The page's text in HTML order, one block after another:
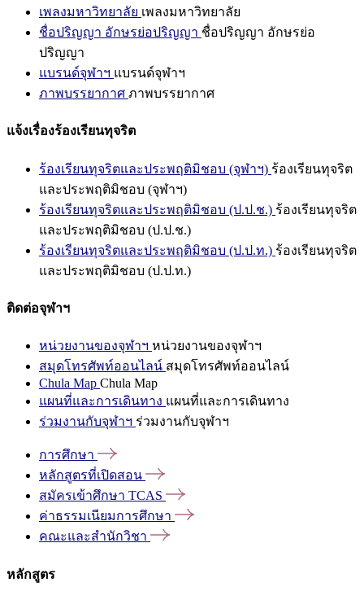
เพลงมหาวิทยาลัย เพลงมหาวิทยาลัย
ชื่อปริญญา อักษรย่อปริญญา ชื่อปริญญา อักษรย่อ
ปริญญา
แบรนด์จุฬาฯ แบรนด์จุฬาฯ
ภาพบรรยากาศ ภาพบรรยากาศ
แจ้งเรื่องร้องเรียนทุจริต
ร้องเรียนทุจริตและประพฤติมิชอบ (จุฬาฯ) ร้องเรียนทุจริต
และประพฤติมิชอบ (จุฬาฯ)
ร้องเรียนทุจริตและประพฤติมิชอบ (ป.ป.ช.) ร้องเรียนทุจริต
และประพฤติมิชอบ (ป.ป.ช.)
ร้องเรียนทุจริตและประพฤติมิชอบ (ป.ป.ท.) ร้องเรียนทุจริต
และประพฤติมิชอบ (ป.ป.ท.)
ติดต่อจุฬาฯ
หน่วยงานของจุฬาฯ หน่วยงานของจุฬาฯ
สมุดโทรศัพท์ออนไลน์ สมุดโทรศัพท์ออนไลน์
Chula Map Chula Map
แผนที่และการเดินทาง แผนที่และการเดินทาง
ร่วมงานกับจุฬาฯ ร่วมงานกับจุฬาฯ
การศึกษา
หลักสูตรที่เปิดสอน
สมัครเข้าศึกษา TCAS
ค่าธรรมเนียมการศึกษา
คณะและสำนักวิชา
หลักสูตร